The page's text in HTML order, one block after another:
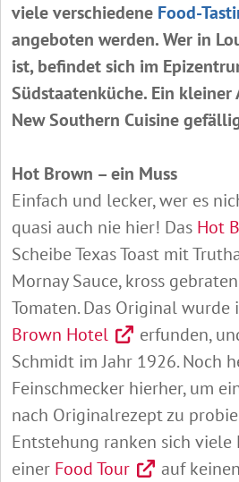
viele verschiedene Food-
angeboten werden. Wer in
ist, befindet sich im
Südstaatenküche. Ein kleiner
New Southern Cuisine
Hot Brown – ein Muss
Einfach und lecker, wer es
quasi auch nie hier! Das Hot
Scheibe Texas Toast mit
Mornay Sauce, kross
Tomaten. Das Original
Brown Hotel
erfunden,
Schmidt im Jahr 1926. Noch
Feinschmecker hierher, um
nach Originalrezept zu
Entstehung ranken sich viele
einer Food Tour auf